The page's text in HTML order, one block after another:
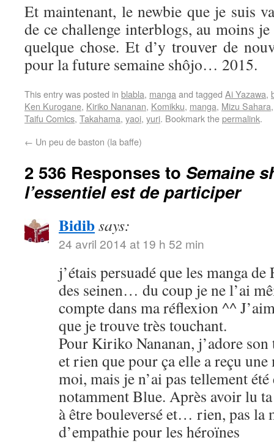
Et maintenant, le newbie que je suis
de ce challenge interblogs, au moins
quelque chose. Et d’y trouver de
pour la future semaine shôjo… 2015.
This entry was posted in blabla, mangaand tagged Ai Yazawa,
Ken Kurogane, Kiriko Nananan, Komikku, manga, Mizu Sahara
Taifu Comics, Takahama, yaoi, yuri. Bookmark thepermalink.
← Un peu de baston (la baffe)
2 536 Responses to Semaine
l’essentiel est de participer
Bidibsays:
24 avril 2014 at 19 h 52 min
j’étais persuadé que les manga
des seinen… du coup je ne l’ai
compte dans ma réflexion ^^
que je trouve très touchant.
Pour Kiriko Nananan, j’adore
et rien que pour ça elle a reçu
moi, mais je n’ai pas tellement
notamment Blue. Après avoir lu
à être bouleversé et… rien, pas la
d’empathie pour les héroïnes